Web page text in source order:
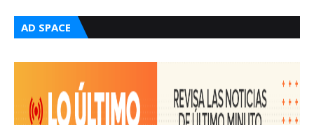
AD SPACE